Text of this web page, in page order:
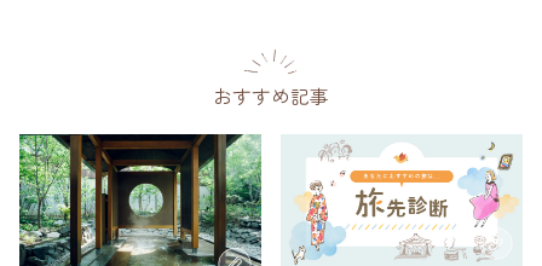
おすすめ記事